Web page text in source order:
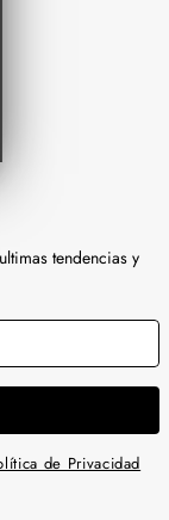
tendencias y
de Privacidad